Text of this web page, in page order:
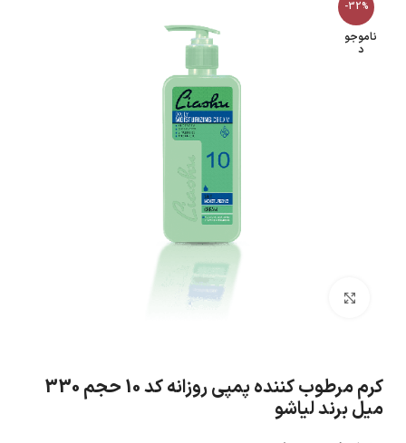
-32%
ناموجو
د
کرم مرطوب کننده پمپی روزانه کد 10 حجم 330
میل برند لیاشو